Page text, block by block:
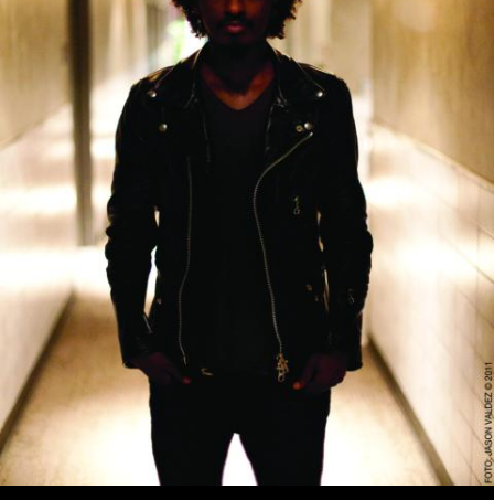
Pressebilder 2012
K'naan auf der Fanmeile © Cynthia Geyer